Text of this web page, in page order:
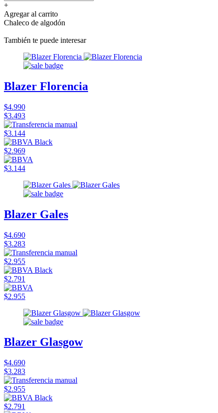
+
Agregar al carrito
Chaleco de algodón
También te puede interesar
Blazer Florencia
$4.990
$3.493
$3.144
$2.969
$3.144
Blazer Gales
$4.690
$3.283
$2.955
$2.791
$2.955
Blazer Glasgow
$4.690
$3.283
$2.955
$2.791